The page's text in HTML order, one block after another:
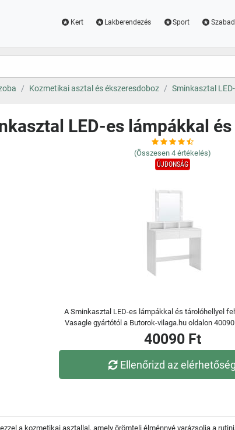
Kert Lakberendezés Sport
Kozmetikai asztal és ékszeresdoboz Sminkasztal
LED-es lámpákkal
(Összesen 4 értékelés)
ÚJDONSÁG
A Sminkasztal LED-es lámpákkal és tárolóhellyel
Vasagle gyártótól a Butorok-vilaga.hu oldalon
40090 Ft
Ellenőrizd az
a kozmetikai asztallal, amely örömteli élménnyé varázsolja a